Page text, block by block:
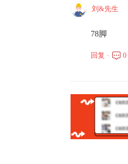
刘&先生
78脚
回复 · 0